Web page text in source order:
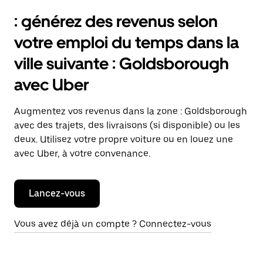
: générez des revenus selon
votre emploi du temps dans la
ville suivante : Goldsborough
avec Uber
Augmentez vos revenus dans la zone : Goldsborough
avec des trajets, des livraisons (si disponible) ou les
deux. Utilisez votre propre voiture ou en louez une
avec Uber, à votre convenance.
Lancez-vous
Vous avez déjà un compte ? Connectez-vous